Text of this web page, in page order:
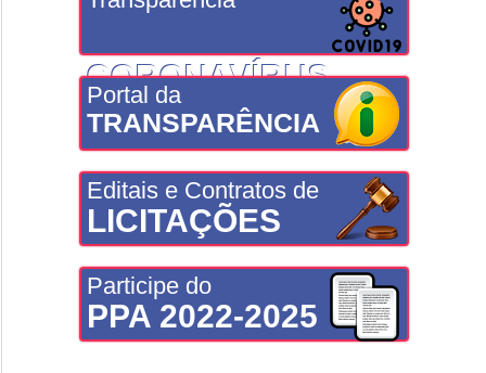
CORONAVÍRUS
Portal da
TRANSPARÊNCIA
Editais e Contratos de
LICITAÇÕES
Participe do
PPA 2022-2025